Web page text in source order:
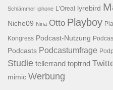
Schlämmer iphone L'Oreal lyrebird
Niche09 Nina Otto Playboy
Kongress Podcast-Nutzung
Podcasts Podcastumfrage
Studie tellerrand toptrnd
mimic Werbung